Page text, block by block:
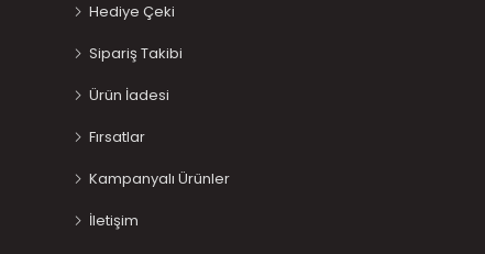
Hediye Çeki
Sipariş Takibi
Ürün İadesi
Fırsatlar
Kampanyalı Ürünler
İletişim